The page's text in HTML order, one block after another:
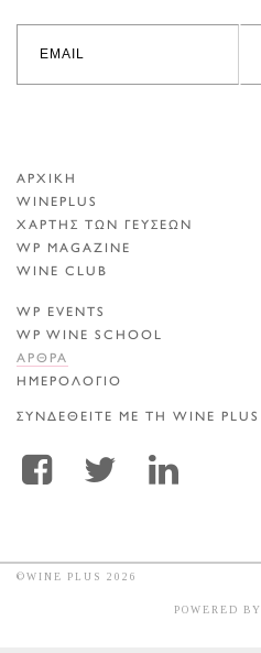
ΑΡΧΙΚΗ
WINEPLUS
ΧΑΡΤΗΣ ΤΩΝ ΓΕΥΣΕΩΝ
WP MAGAZINE
WINE CLUB
WP EVENTS
WP WINE SCHOOL
ΑΡΘΡΑ
ΗΜΕΡΟΛΟΓΙΟ
ΣΥΝΔΕΘΕΙΤΕ ΜΕ ΤΗ WINE PLUS
©WINE PLUS 2026
POWERED BY